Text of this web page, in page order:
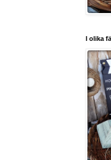
I olika